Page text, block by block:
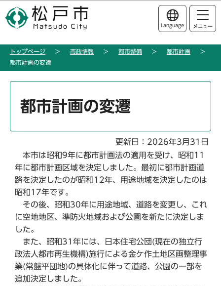
の
ー
このページの本文へ移動
Language メニュー
トップページ 市政情報 都市整備
都市計画
都市計画の変遷
都市計画の変遷
更新日：2026年3月31日
本市は昭和9年に都市計画法の適用を受け、昭和11
年に都市計画区域を決定しました。最初に都市計画道
路を決定したのが昭和12年、用途地域を決定したのは
昭和17年です。
その後、昭和30年に用途地域、道路を変更し、これ
に空地地区、準防火地域および公園を新たに決定しま
した。
また、昭和31年には、日本住宅公団(現在の独立行
政法人都市再生機構)施行による金ケ作土地区画整理事
業(常盤平団地)の具体化に伴って道路、公園の一部を
追加決定しました。